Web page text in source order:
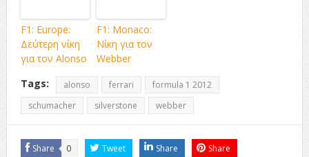
F1: Europe:
Δεύτερη νίκη
για τον Alonso
F1: Monaco:
Νίκη για τον
Webber
Tags:
alonso ferrari
formula 1 2012
schumacher
silverstone webber
Share 0 Tweet Share Share